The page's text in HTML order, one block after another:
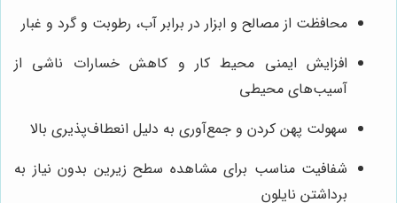
محافظت از مصالح و ابزار در برابر آب، رطوبت و گرد و غبار
افزایش ایمنی محیط کار و کاهش خسارات ناشی از
آسیب‌های محیطی
سهولت پهن کردن و جمع‌آوری به دلیل انعطاف‌پذیری بالا
شفافیت مناسب برای مشاهده سطح زیرین بدون نیاز به
برداشتن نایلون